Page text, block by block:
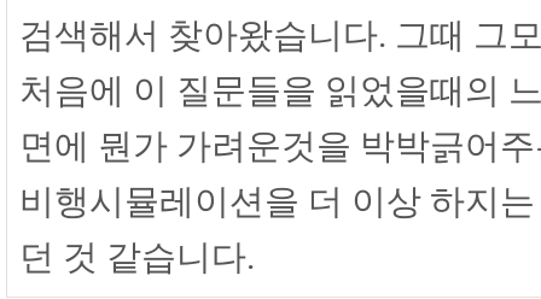
검색해서 찾아왔습니다. 그때 그
처음에 이 질문들을 읽었을때의
면에 뭔가 가려운것을 박박긁어
비행시뮬레이션을 더 이상 하지
던 것 같습니다.